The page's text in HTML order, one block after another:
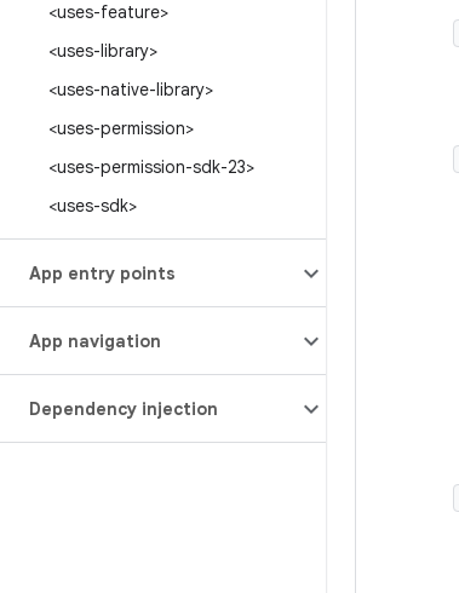
<uses-feature>
<uses-library>
<uses-native-library>
<uses-permission>
<uses-permission-sdk-23>
<uses-sdk>
App entry points
App navigation
Dependency injection